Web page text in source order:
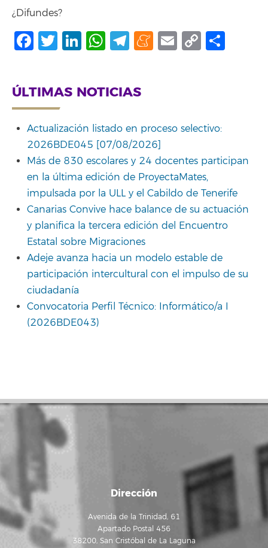
¿Difundes?
Facebook
Twitter
LinkedIn
WhatsApp
Telegram
Meneame
Email
Copy
ÚLTIMAS NOTICIAS
Actualización listado en proceso selectivo:
2026BDE045 [07/08/2026]
Más de 830 escolares y 24 docentes participan
en la última edición de ProyectaMates,
impulsada por la ULL y el Cabildo de Tenerife
Canarias Convive hace balance de su actuación
y planifica la tercera edición del Encuentro
Estatal sobre Migraciones
Adeje avanza hacia un modelo estable de
participación intercultural con el impulso de su
ciudadanía
Convocatoria Perfil Técnico: Informático/a I
(2026BDE043)
Dirección
Avenida de la Trinidad, 61
Apartado Postal 456
38200, San Cristóbal de La Laguna